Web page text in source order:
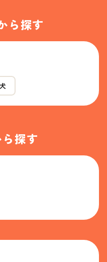
ら探す
探す